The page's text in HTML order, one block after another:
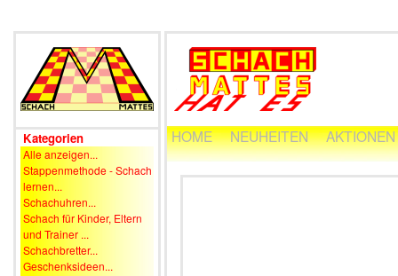
Kategorien
Alle anzeigen...
Stappenmethode - Schach
lernen...
Schachuhren...
Schach für Kinder, Eltern
und Trainer ...
Schachbretter...
Geschenksideen...
HOME NEUHEITEN AKTIONEN